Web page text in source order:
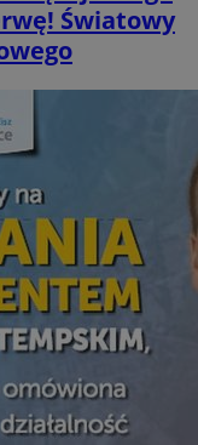
Światowy